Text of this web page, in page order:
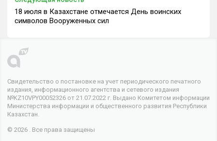
18 июля в Казахстане отмечается День воинских
символов Вооруженных сил
Свидетельство о постановке на учет периодического печатного
издания, информационного агентства и сетевого издания
№KZ10VPY00052326 от 21.07.2022 г. Выдано Комитетом информации
Министерства информации и общественного развития Республики
Казахстан.
© 2026 . Все права защищены